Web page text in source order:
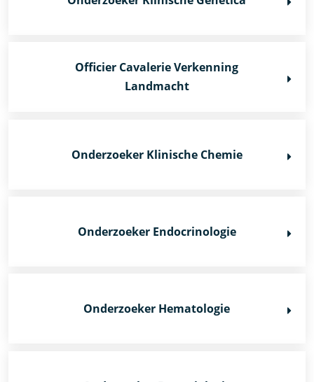
Officier Cavalerie Verkenning
Landmacht
Onderzoeker Klinische Chemie
Onderzoeker Endocrinologie
Onderzoeker Hematologie